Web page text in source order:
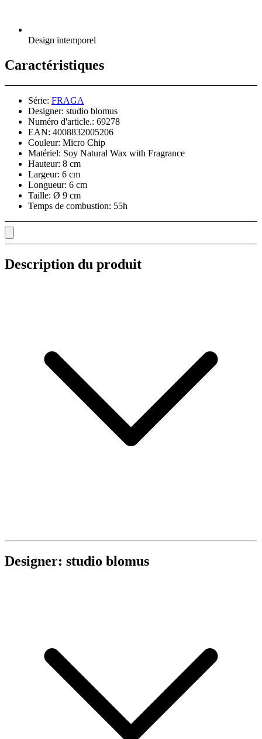
Design intemporel
Caractéristiques
Série: FRAGA
Designer: studio blomus
Numéro d'article.: 69278
EAN: 4008832005206
Couleur: Micro Chip
Matériel: Soy Natural Wax with Fragrance
Hauteur: 8 cm
Largeur: 6 cm
Longueur: 6 cm
Taille: Ø 9 cm
Temps de combustion: 55h
Description du produit
Designer: studio blomus